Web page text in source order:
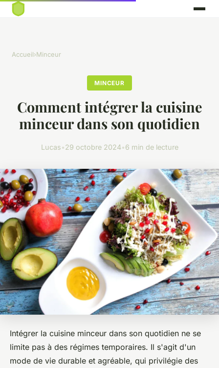
Accueil›Minceur
MINCEUR
Comment intégrer la cuisine
minceur dans son quotidien
Lucas•29 octobre 2024•6 min de lecture
Intégrer la cuisine minceur dans son quotidien ne se
limite pas à des régimes temporaires. Il s'agit d'un
mode de vie durable et agréable, qui privilégie des